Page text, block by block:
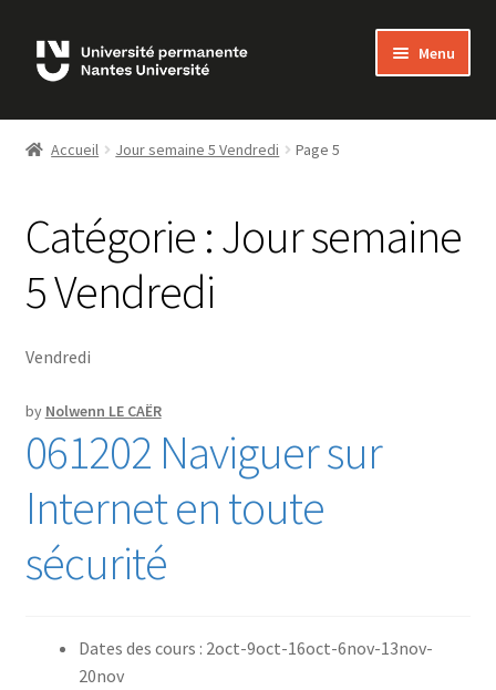
Skip
to
Skip
to
Menu
Bienvenue sur MonUP
ADHÉSIONS
LES COURS
FAQ
NOUS CONTACTER
Accueil Jour semaine 5 Vendredi Page 5
Catégorie :Jour semaine
5 Vendredi
Vendredi
by Nolwenn LE CAËR
061202 Naviguer sur
Internet en toute
sécurité
Dates des cours : 2oct-9oct-16oct-6nov-13nov-
20nov